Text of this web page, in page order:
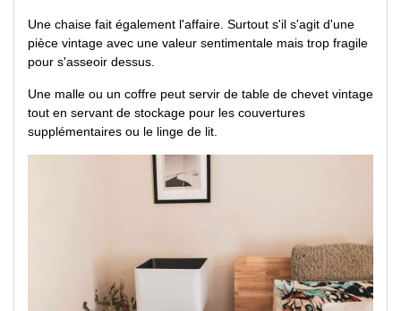
Une chaise fait également l'affaire. Surtout s'il s'agit d'une
pièce vintage avec une valeur sentimentale mais trop fragile
pour s'asseoir dessus.
Une malle ou un coffre peut servir de table de chevet vintage
tout en servant de stockage pour les couvertures
supplémentaires ou le linge de lit.